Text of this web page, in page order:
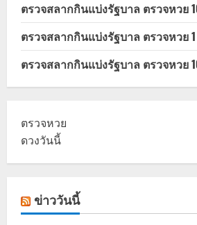
ตรวจสลากกินแบ่งรัฐบาล ตรวจหวย
ตรวจสลากกินแบ่งรัฐบาล ตรวจหวย
ตรวจสลากกินแบ่งรัฐบาล ตรวจหวย
ตรวจหวย
ดวงวันนี้
ข่าววันนี้